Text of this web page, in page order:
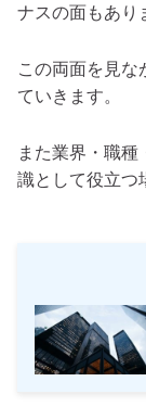
ナスの面もあり
この両面を見な
ていきます。
また業界・職
識として役立つ